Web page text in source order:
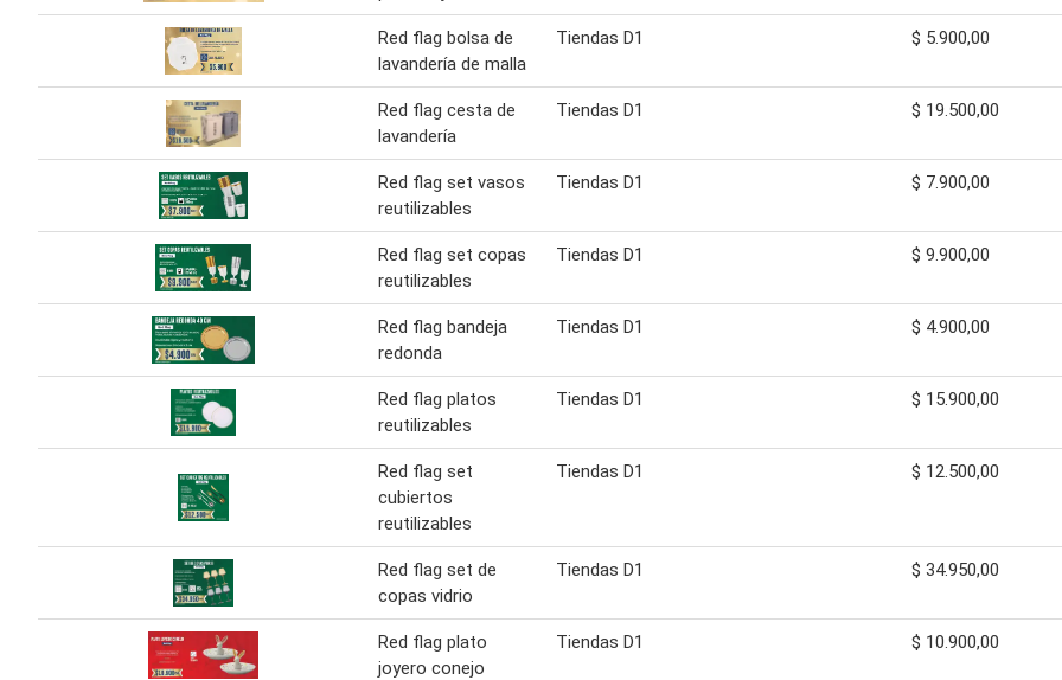
Red flag bolsa de
lavandería de malla
Tiendas D1 $ 5.900,00
Red flag cesta de
lavandería
Tiendas D1 $ 19.500,00
Red flag set vasos
reutilizables
Tiendas D1 $ 7.900,00
Red flag set copas
reutilizables
Tiendas D1 $ 9.900,00
Red flag bandeja
redonda
Tiendas D1 $ 4.900,00
Red flag platos
reutilizables
Tiendas D1 $ 15.900,00
Red flag set
cubiertos
reutilizables
Tiendas D1 $ 12.500,00
Red flag set de
copas vidrio
Tiendas D1 $ 34.950,00
Red flag plato
joyero conejo
Tiendas D1 $ 10.900,00